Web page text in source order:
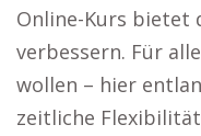
Online-Kurs bietet
verbessern. Für
wollen – hier
zeitliche